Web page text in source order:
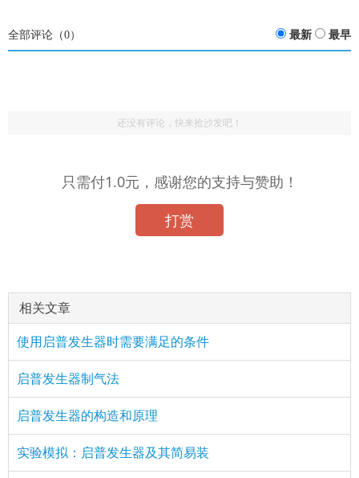
全部评论（0） 最新 最早
还没有评论，快来抢沙发吧！
生：很形象！值得学习。
只需付1.0元，感谢您的支持与赞助！
打赏
相关文章
使用启普发生器时需要满足的条件
启普发生器制气法
启普发生器的构造和原理
实验模拟：启普发生器及其简易装